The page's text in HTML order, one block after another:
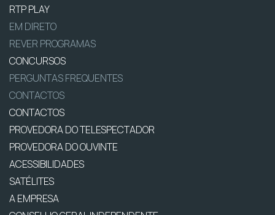
RTP PLAY
EM DIRETO
REVER PROGRAMAS
CONCURSOS
PERGUNTAS FREQUENTES
CONTACTOS
CONTACTOS
PROVEDORA DO TELESPECTADOR
PROVEDORA DO OUVINTE
ACESSIBILIDADES
SATÉLITES
A EMPRESA